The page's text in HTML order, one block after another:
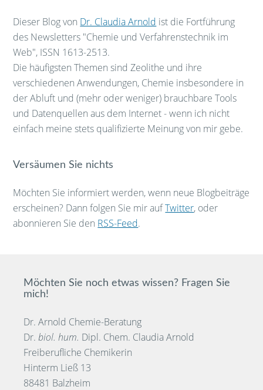
Dieser Blog von Dr. Claudia Arnold ist die Fortführung
des Newsletters "Chemie und Verfahrenstechnik im
Web", ISSN 1613-2513.
Die häufigsten Themen sind Zeolithe und ihre
verschiedenen Anwendungen, Chemie insbesondere in
der Abluft und (mehr oder weniger) brauchbare Tools
und Datenquellen aus dem Internet - wenn ich nicht
einfach meine stets qualifizierte Meinung von mir gebe.
Versäumen Sie nichts
Möchten Sie informiert werden, wenn neue Blogbeiträge
erscheinen? Dann folgen Sie mir aufTwitter, oder
abonnieren Sie den RSS-Feed.
Möchten Sie noch etwas wissen? Fragen Sie
mich!
Dr. Arnold Chemie-Beratung
Dr. biol. hum. Dipl. Chem. Claudia Arnold
Freiberufliche Chemikerin
Hinterm Ließ 13
88481 Balzheim